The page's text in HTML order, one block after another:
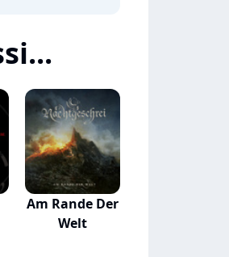
Am Rande Der
Welt